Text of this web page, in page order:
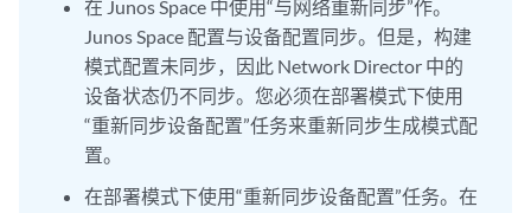
在 Junos Space 中使用“与网络重新同步”作。
Junos Space 配置与设备配置同步。但是，构建
模式配置未同步，因此 Network Director 中的
设备状态仍不同步。您必须在部署模式下使用
“重新同步设备配置”任务来重新同步生成模式配
置。
在部署模式下使用“重新同步设备配置”任务。在